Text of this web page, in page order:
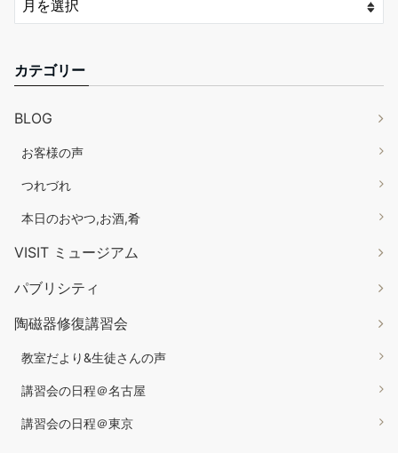
カテゴリー
BLOG
お客様の声
つれづれ
本日のおやつ,お酒,肴
VISIT ミュージアム
パブリシティ
陶磁器修復講習会
教室だより&生徒さんの声
講習会の日程＠名古屋
講習会の日程＠東京